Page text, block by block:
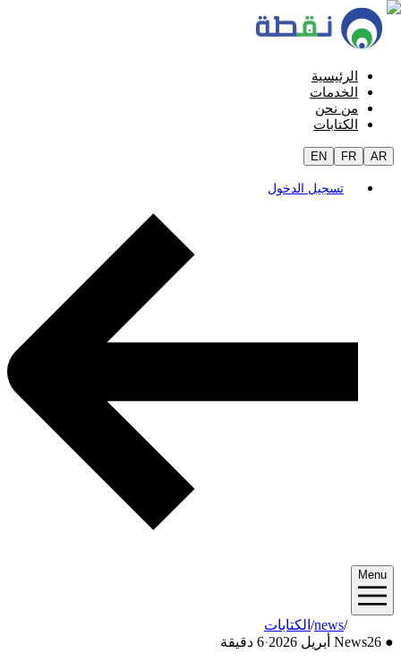
الرئيسية
الخدمات
من نحن
الكتابات
EN FR AR
تسجيل الدخول
Menu
الكتابات/news
●
News26 أبريل 2026 ·6 دقيقة